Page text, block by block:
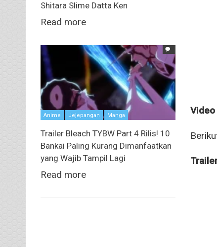
Shitara Slime Datta Ken
Read more
Anime Jejepangan Manga
Trailer Bleach TYBW Part 4 Rilis! 10
Bankai Paling Kurang Dimanfaatkan
yang Wajib Tampil Lagi
Read more